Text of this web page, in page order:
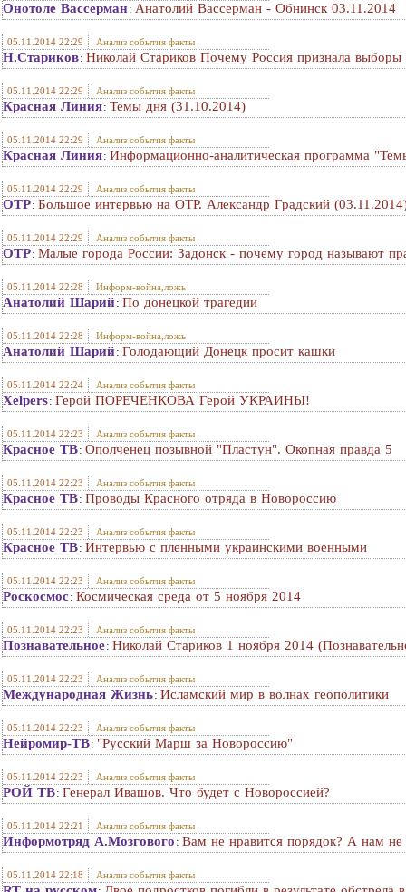
Онотоле Вассерман: Анатолий Вассерман - Обнинск 03.11.2014
05.11.2014 22:29 Анализ события факты
Н.Стариков: Николай Стариков Почему Россия признала
05.11.2014 22:29 Анализ события факты
Красная Линия: Темы дня (31.10.2014)
05.11.2014 22:29 Анализ события факты
Красная Линия: Информационно-аналитическая программа
05.11.2014 22:29 Анализ события факты
ОТР: Большое интервью на ОТР. Александр Градский
05.11.2014 22:29 Анализ события факты
ОТР: Малые города России: Задонск - почему город называют
05.11.2014 22:28 Информ-война,ложь
Анатолий Шарий: По донецкой трагедии
05.11.2014 22:28 Информ-война,ложь
Анатолий Шарий: Голодающий Донецк просит кашки
05.11.2014 22:24 Анализ события факты
Xelpers: Герой ПОРЕЧЕНКОВА Герой УКРАИНЫ!
05.11.2014 22:23 Анализ события факты
Красное ТВ: Ополченец позывной "Пластун". Окопная правда 5
05.11.2014 22:23 Анализ события факты
Красное ТВ: Проводы Красного отряда в Новороссию
05.11.2014 22:23 Анализ события факты
Красное ТВ: Интервью с пленными украинскими военными
05.11.2014 22:23 Анализ события факты
Роскосмос: Космическая среда от 5 ноября 2014
05.11.2014 22:23 Анализ события факты
Познавательное: Николай Стариков 1 ноября 2014
05.11.2014 22:23 Анализ события факты
Международная Жизнь: Исламский мир в волнах геополитики
05.11.2014 22:23 Анализ события факты
Нейромир-ТВ: "Русский Марш за Новороссию"
05.11.2014 22:23 Анализ события факты
РОЙ ТВ: Генерал Ивашов. Что будет с Новороссией?
05.11.2014 22:21 Анализ события факты
Информотряд А.Мозгового : Вам не нравится порядок? А нам не
05.11.2014 22:18 Анализ события факты